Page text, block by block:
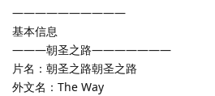
——————————
基本信息
———朝圣之路———————
片名：朝圣之路朝圣之路
外文名：The Way